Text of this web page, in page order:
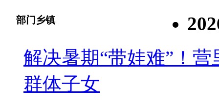
部门乡镇
解决暑期“带娃难”！
群体子女